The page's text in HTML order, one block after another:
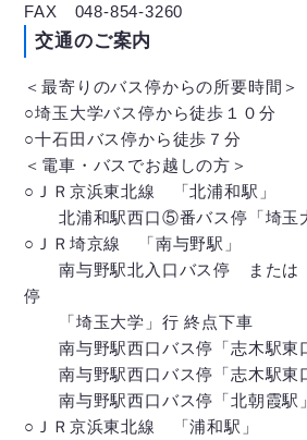
FAX 048-854-3260
交通のご案内
＜最寄りのバス停からの所要時間＞
○埼玉大学バス停から徒歩１０分
○十石田バス停から徒歩７分
＜電車・バスでお越しの方＞
○ＪＲ京浜東北線 「北浦和駅」
北浦和駅西口⑤番バス停「埼玉
○ＪＲ埼京線 「南与野駅」
南与野駅北入口バス停 または
停
「埼玉大学」行 終点下車
南与野駅西口バス停「志木駅東
南与野駅西口バス停「志木駅東
南与野駅西口バス停「北朝霞駅
○ＪＲ京浜東北線 「浦和駅」